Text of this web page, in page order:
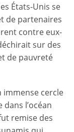
États-Unis se
de partenaires
contre eux-
sur des
de pauvreté
immense cercle
l’océan
remise des